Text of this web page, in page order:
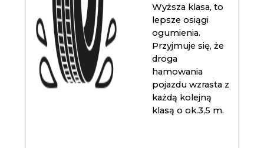
Wyższa klasa, to
lepsze osiągi
ogumienia.
Przyjmuje się, że
droga
hamowania
pojazdu wzrasta z
każdą kolejną
klasą o ok.3,5 m.